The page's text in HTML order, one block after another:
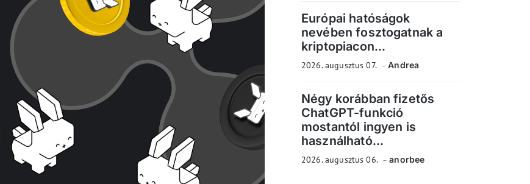
Európai hatóságok
nevében fosztogatnak a
kriptopiacon...
2026. augusztus 07. Andrea
Négy korábban fizetős
ChatGPT-funkció
mostantól ingyen is
használható...
2026. augusztus 06. anorbee